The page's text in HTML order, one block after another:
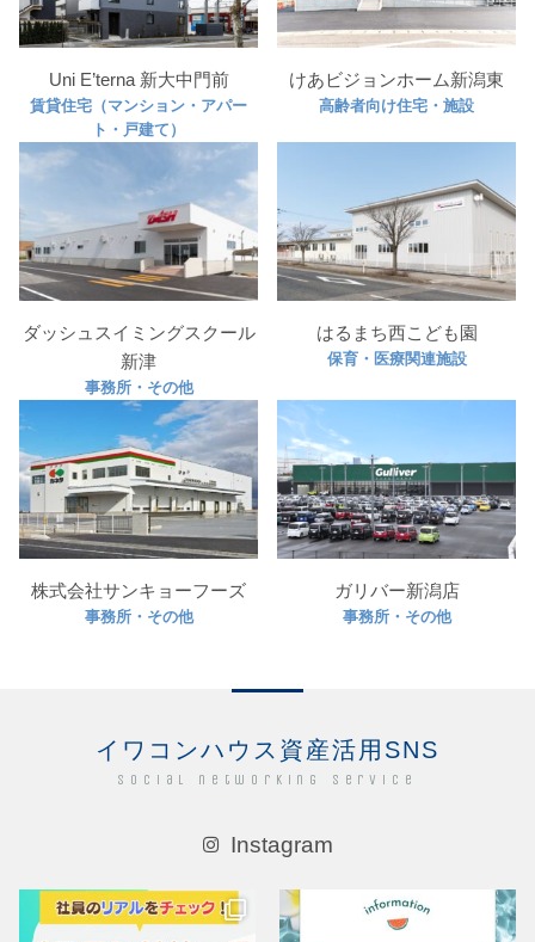
Uni E’terna 新大中門前
賃貸住宅（マンション・アパー
ト・戸建て）
けあビジョンホーム新潟東
高齢者向け住宅・施設
ダッシュスイミングスクール
新津
事務所・その他
はるまち西こども園
保育・医療関連施設
株式会社サンキョーフーズ
事務所・その他
ガリバー新潟店
事務所・その他
イワコンハウス資産活用SNS
Social networking service
Instagram